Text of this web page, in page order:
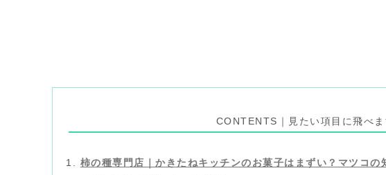
CONTENTS｜見たい項目に飛べま
柿の種専門店｜かきたねキッチンのお菓子はまずい？マツコの